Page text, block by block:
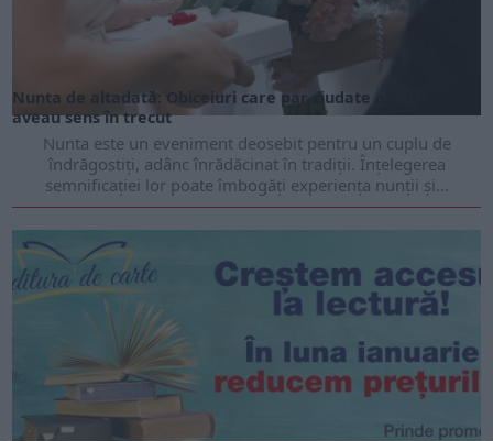
Nunta de altadată: Obiceiuri care par ciudate azi, dar
aveau sens în trecut
Nunta este un eveniment deosebit pentru un cuplu de
îndrăgostiți, adânc înrădăcinat în tradiții. Înțelegerea
semnificației lor poate îmbogăți experiența nunții și...